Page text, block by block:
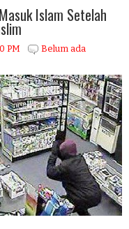
Islam Setelah
PM
Belum ada